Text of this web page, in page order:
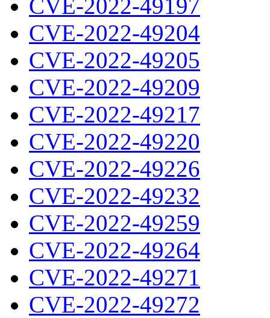
CVE-2022-49197
CVE-2022-49204
CVE-2022-49205
CVE-2022-49209
CVE-2022-49217
CVE-2022-49220
CVE-2022-49226
CVE-2022-49232
CVE-2022-49259
CVE-2022-49264
CVE-2022-49271
CVE-2022-49272